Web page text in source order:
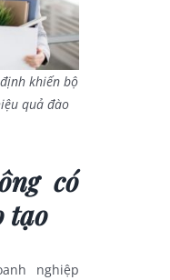
khiến bộ
quả đào
có
tạo
nghiệp